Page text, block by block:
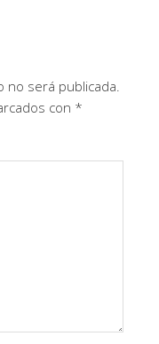
será publicada.
con *